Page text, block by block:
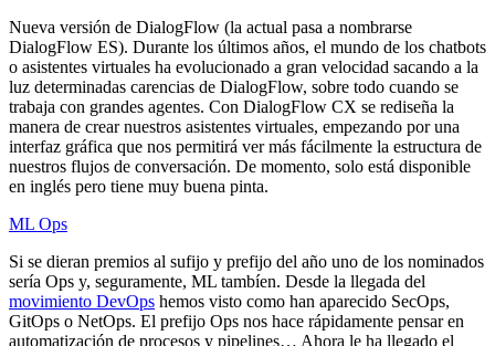
Nueva versión de DialogFlow (la actual pasa a nombrarse
DialogFlow ES). Durante los últimos años, el mundo de los chatbots
o asistentes virtuales ha evolucionado a gran velocidad sacando a la
luz determinadas carencias de DialogFlow, sobre todo cuando se
trabaja con grandes agentes. Con DialogFlow CX se rediseña la
manera de crear nuestros asistentes virtuales, empezando por una
interfaz gráfica que nos permitirá ver más fácilmente la estructura de
nuestros flujos de conversación. De momento, solo está disponible
en inglés pero tiene muy buena pinta.
ML Ops
Si se dieran premios al sufijo y prefijo del año uno de los nominados
sería Ops y, seguramente, ML tambíen. Desde la llegada del
movimiento DevOps hemos visto como han aparecido SecOps,
GitOps o NetOps. El prefijo Ops nos hace rápidamente pensar en
automatización de procesos y pipelines… Ahora le ha llegado el